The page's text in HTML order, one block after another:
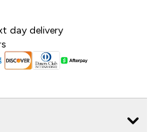
day delivery